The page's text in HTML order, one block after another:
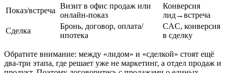
Показ/встреча
Визит в офис продаж или
онлайн-показ
Конверсия
лид→встреча
Сделка
Бронь, договор, оплата/
ипотека
CAC, конверсия
в сделку
Обратите внимание: между «лидом» и «сделкой» стоят ещё
два-три этапа, где решает уже не маркетинг, а отдел продаж и